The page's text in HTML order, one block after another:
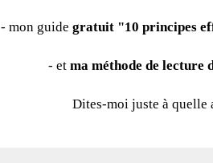
- mon guide gratuit "10 principes
- et ma méthode de lecture
Dites-moi juste à quelle